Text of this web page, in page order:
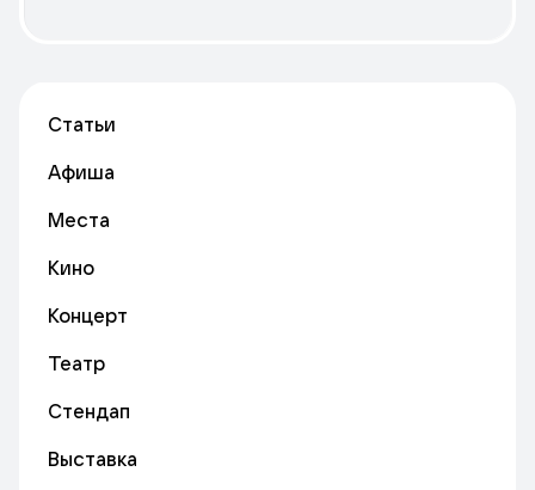
Статьи
Афиша
Места
Кино
Концерт
Театр
Стендап
Выставка